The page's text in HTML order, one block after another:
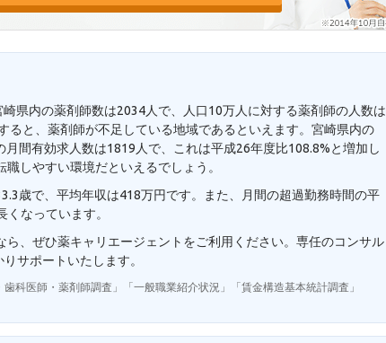
県内の薬剤師数は2034人で、人口10万人に対する薬剤師の人数は
ると、薬剤師が不足している地域であるといえます。宮崎県内の
間有効求人数は1819人で、これは平成26年度比108.8%と増加し
しやすい環境だといえるでしょう。
歳で、平均年収は418万円です。また、月間の超過勤務時間の平
なっています。
、ぜひ薬キャリエージェントをご利用ください。専任のコンサル
サポートいたします。
科医師・薬剤師調査」「一般職業紹介状況」「賃金構造基本統計調査」